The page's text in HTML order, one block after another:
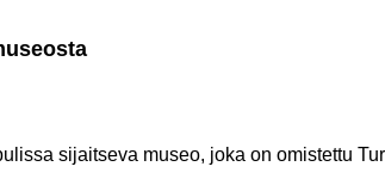
sijaitseva museo, joka on omistettu